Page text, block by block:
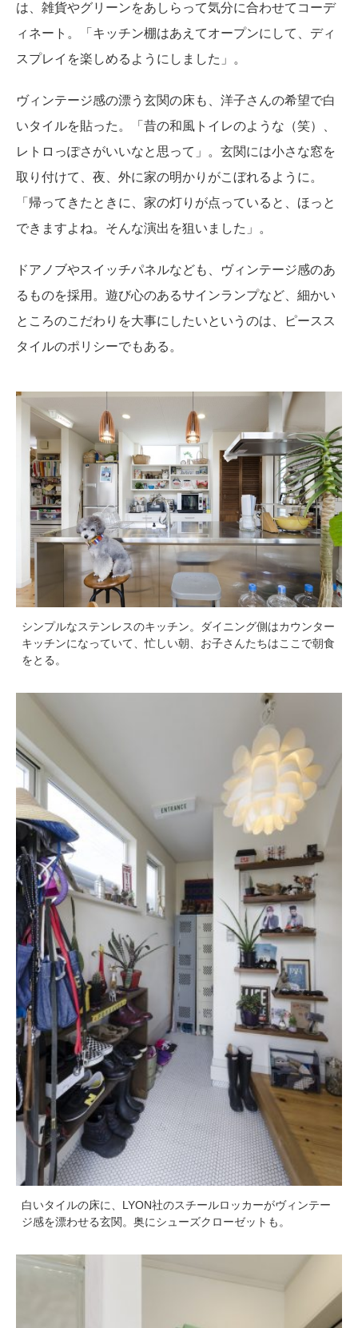
は、雑貨やグリーンをあしらって気分に合わせてコーデ
ィネート。「キッチン棚はあえてオープンにして、ディ
スプレイを楽しめるようにしました」。
ヴィンテージ感の漂う玄関の床も、洋子さんの希望で白
いタイルを貼った。「昔の和風トイレのような（笑）、
レトロっぽさがいいなと思って」。玄関には小さな窓を
取り付けて、夜、外に家の明かりがこぼれるように。
「帰ってきたときに、家の灯りが点っていると、ほっと
できますよね。そんな演出を狙いました」。
ドアノブやスイッチパネルなども、ヴィンテージ感のあ
るものを採用。遊び心のあるサインランプなど、細かい
ところのこだわりを大事にしたいというのは、ピースス
タイルのポリシーでもある。
シンプルなステンレスのキッチン。ダイニング側はカウンター
キッチンになっていて、忙しい朝、お子さんたちはここで朝食
をとる。
白いタイルの床に、LYON社のスチールロッカーがヴィンテー
ジ感を漂わせる玄関。奥にシューズクローゼットも。